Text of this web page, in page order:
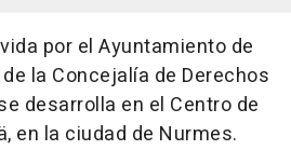
por el Ayuntamiento de
la Concejalía de Derechos
desarrolla en el Centro de
en la ciudad de Nurmes.